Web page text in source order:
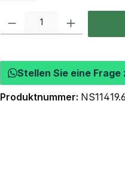
Produkt Anzahl: Gib den
Stellen Sie eine Frage
Produktnummer: